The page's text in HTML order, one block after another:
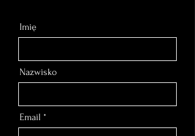
Imię
Nazwisko
Email